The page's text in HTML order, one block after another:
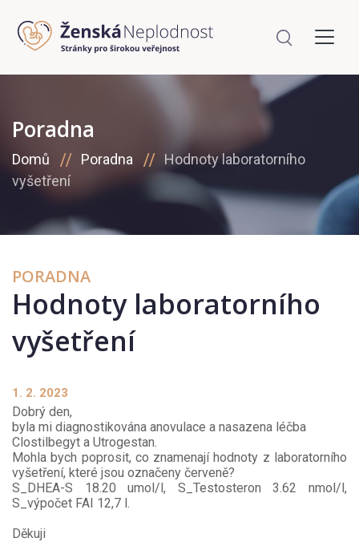
Poradna
Domů Poradna
Hodnoty laboratorního
vyšetření
PORADNA
Hodnoty laboratorního
vyšetření
1. 2. 2023
Dobrý den,
byla mi diagnostikována anovulace a nasazena léčba
Clostilbegyt a Utrogestan.
Mohla bych poprosit, co znamenají hodnoty z laboratorního
vyšetření, které jsou označeny červeně?
S_DHEA-S 18.20 umol/l, S_Testosteron 3.62 nmol/l,
S_výpočet FAI 12,7 l.
Děkuji